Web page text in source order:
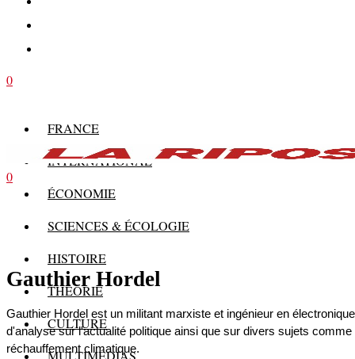
0
FRANCE
INTERNATIONAL
ÉCONOMIE
SCIENCES & ÉCOLOGIE
HISTOIRE
THÉORIE
CULTURE
MULTIMÉDIAS
0
Gauthier Hordel
Gauthier Hordel est un militant marxiste et ingénieur en
d'analyse sur l'actualité politique ainsi que sur divers sujets
réchauffement climatique.